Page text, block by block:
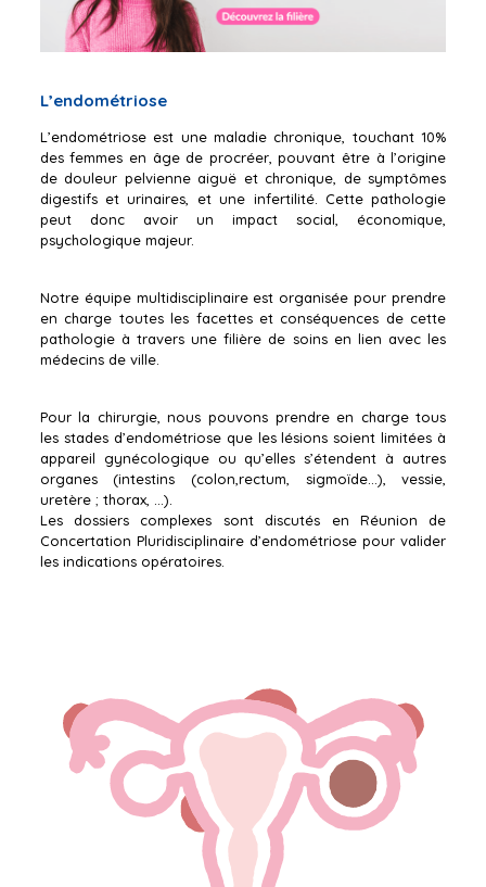
L’endométriose
L’endométriose est une maladie chronique, touchant 10%
des femmes en âge de procréer, pouvant être à l’origine
de douleur pelvienne aiguë et chronique, de symptômes
digestifs et urinaires, et une infertilité. Cette pathologie
peut donc avoir un impact social, économique,
psychologique majeur.
Notre équipe multidisciplinaire est organisée pour prendre
en charge toutes les facettes et conséquences de cette
pathologie à travers une filière de soins en lien avec les
médecins de ville.
Pour la chirurgie, nous pouvons prendre en charge tous
les stades d’endométriose que les lésions soient limitées à
appareil gynécologique ou qu’elles s’étendent à autres
organes (intestins (colon,rectum, sigmoïde…), vessie,
uretère ; thorax, …).
Les dossiers complexes sont discutés en Réunion de
Concertation Pluridisciplinaire d’endométriose pour valider
les indications opératoires.